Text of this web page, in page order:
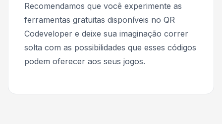
Recomendamos que você experimente as
ferramentas gratuitas disponíveis no QR
Codeveloper e deixe sua imaginação correr
solta com as possibilidades que esses códigos
podem oferecer aos seus jogos.